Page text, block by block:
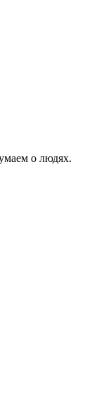
о людях.